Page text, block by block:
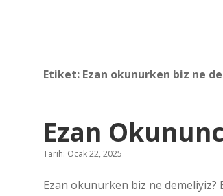
Etiket: Ezan okunurken biz ne
Ezan
Tarih: Ocak 22, 2025
Ezan okunurken biz ne demeliyiz?